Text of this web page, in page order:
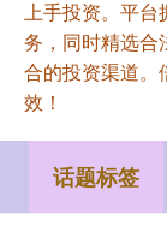
上手投资。平台
务，同时精选合
合的投资渠道。
效！
话题标签